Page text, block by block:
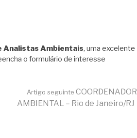
Analistas Ambientais, uma excelente
o formulário de interesse
Artigo seguinte COORDENADOR
AMBIENTAL – Rio de Janeiro/RJ